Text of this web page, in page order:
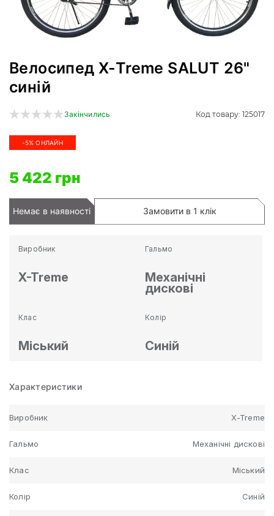
Велосипед X-Treme SALUT 26"
синій
Закінчились Код товару: 125017
-5% ОНЛАЙН
5 422 грн
Немає в наявності Замовити в 1 клік
Виробник
X-Treme
Гальмо
Механічні
дискові
Клас
Міський
Колір
Синій
Характеристики
Виробник X-Treme
Гальмо Механічні дискові
Клас Міський
Колір Синій